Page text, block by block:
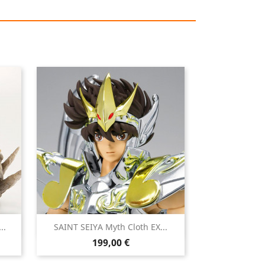
SAINT SEIYA Myth Cloth EX...
Prix
199,00 €
Aperçu rapide